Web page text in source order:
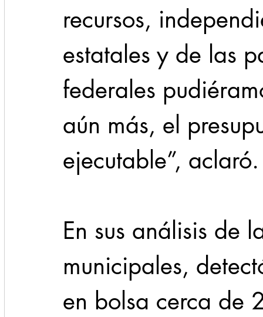
recursos,
estatales y de las
federales
aún más, el
ejecutable”, aclaró.
En sus análisis de
municipales,
en bolsa cerca de